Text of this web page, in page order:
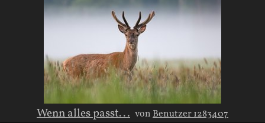
Wenn alles passt... vonBenutzer 1283407